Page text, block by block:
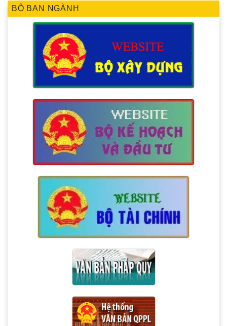
BỘ BAN NGÀNH